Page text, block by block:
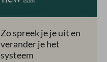
Zo spreek je je uit en
verander je het
systeem